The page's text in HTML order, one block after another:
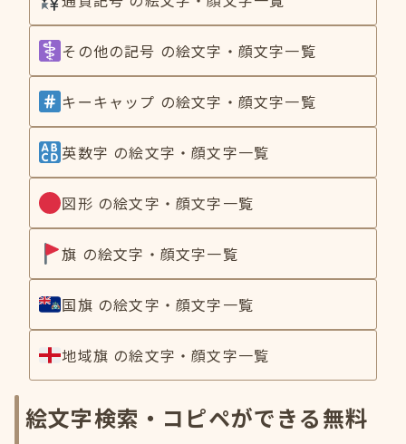
その他の記号 の絵文字・顔文字一覧
キーキャップ の絵文字・顔文字一覧
英数字 の絵文字・顔文字一覧
図形 の絵文字・顔文字一覧
旗 の絵文字・顔文字一覧
国旗 の絵文字・顔文字一覧
地域旗 の絵文字・顔文字一覧
絵文字検索・コピペができる無料